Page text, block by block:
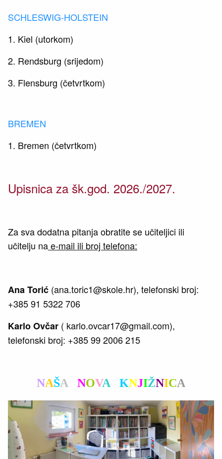
SCHLESWIG-HOLSTEIN
1. Kiel (utorkom)
2. Rendsburg (srijedom)
3. Flensburg (četvrtkom)
BREMEN
1. Bremen (četvrtkom)
Upisnica za šk.god. 2026./2027.
Za sva dodatna pitanja obratite se učiteljici ili
učitelju nae-mail ili broj telefona:
Ana Torić (ana.toric1@skole.hr), telefonski broj:
+385 91 5322 706
Karlo Ovčar ( karlo.ovcar17@gmail.com),
telefonski broj: +385 99 2006 215
NAŠA NOVA KNJIŽNICA